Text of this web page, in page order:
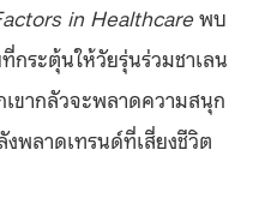
in Healthcare พบ
ระตุ้นให้วัยรุ่นร่วมชาเลน
เขากลัวจะพลาดความสนุก
พลาดเทรนด์ที่เสี่ยงชีวิต